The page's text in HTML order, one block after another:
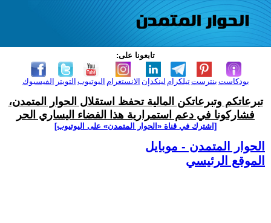
تابعونا على:
الفيسبوك التويتر اليوتيوب الانستغرام لينكدإن تيلكرامبنترست بودكاست
تبرعاتكم وتبرعاتكن المالية تحفظ استقلال الحوار المتمدن،
فشاركونا في دعم استمرارية هذا الفضاء اليساري الحر
[اشترك في قناة ‫«الحوار المتمدن» على اليوتيوب]
الحوار المتمدن - موبايل
الموقع الرئيسي